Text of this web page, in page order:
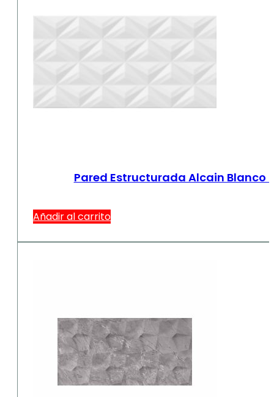
Pared Estructurada Alcain Blanco
Añadir al carrito